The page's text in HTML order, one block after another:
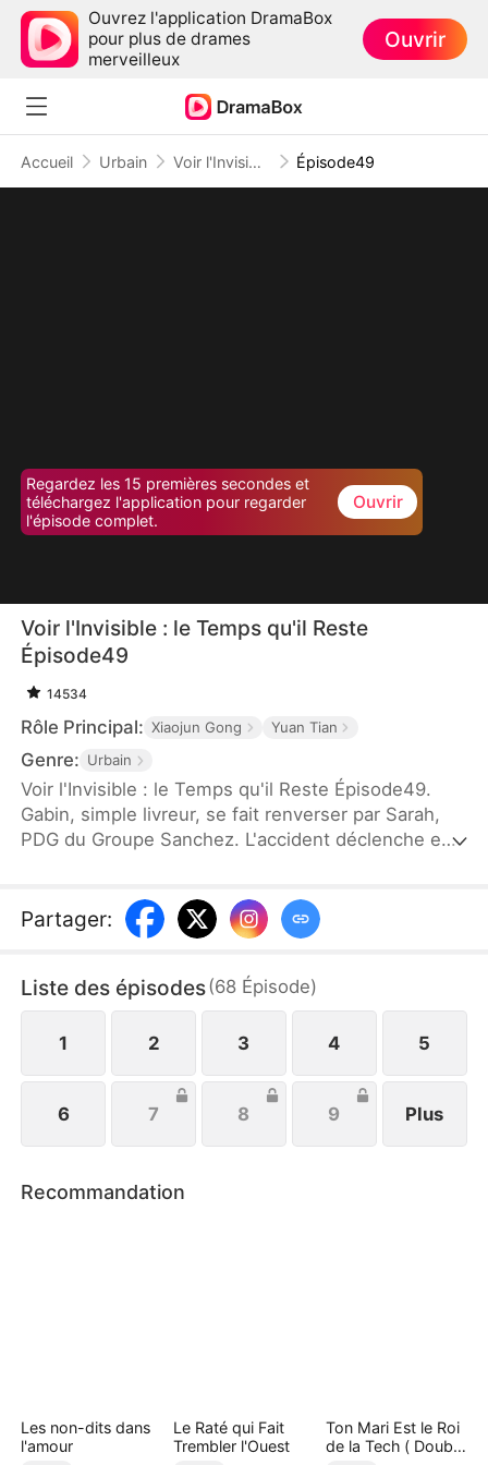
Ouvrez l'application DramaBox
pour plus de drames
merveilleux
Ouvrir
Accueil Urbain Voir l'Invisible : le Temps qu'il Reste Épisode49
Regardez les 15 premières secondes et
téléchargez l'application pour regarder
l'épisode complet.
Ouvrir
Voir l'Invisible : le Temps qu'il Reste
Épisode49
14534
Rôle Principal: Xiaojun Gong Yuan Tian
Genre: Urbain
Voir l'Invisible : le Temps qu'il Reste Épisode49.
Gabin, simple livreur, se fait renverser par Sarah,
PDG du Groupe Sanchez. L'accident déclenche en
court un danger mortel, et parvient à l'éviter.
Ensuite, il écrase ceux qui ont de mauvaises
et les paris sur pierres précieuses, amassant ainsi
une fortune colossale, tout en naviguant entre les
femmes...
Partager:
Liste des épisodes(68 Épisode)
1 2 3 4 5
6 7 8 9 Plus
Recommandation
Les non-dits dans
l'amour
Le Raté qui Fait
Trembler l'Ouest
Ton Mari Est le Roi
de la Tech ( Doublé